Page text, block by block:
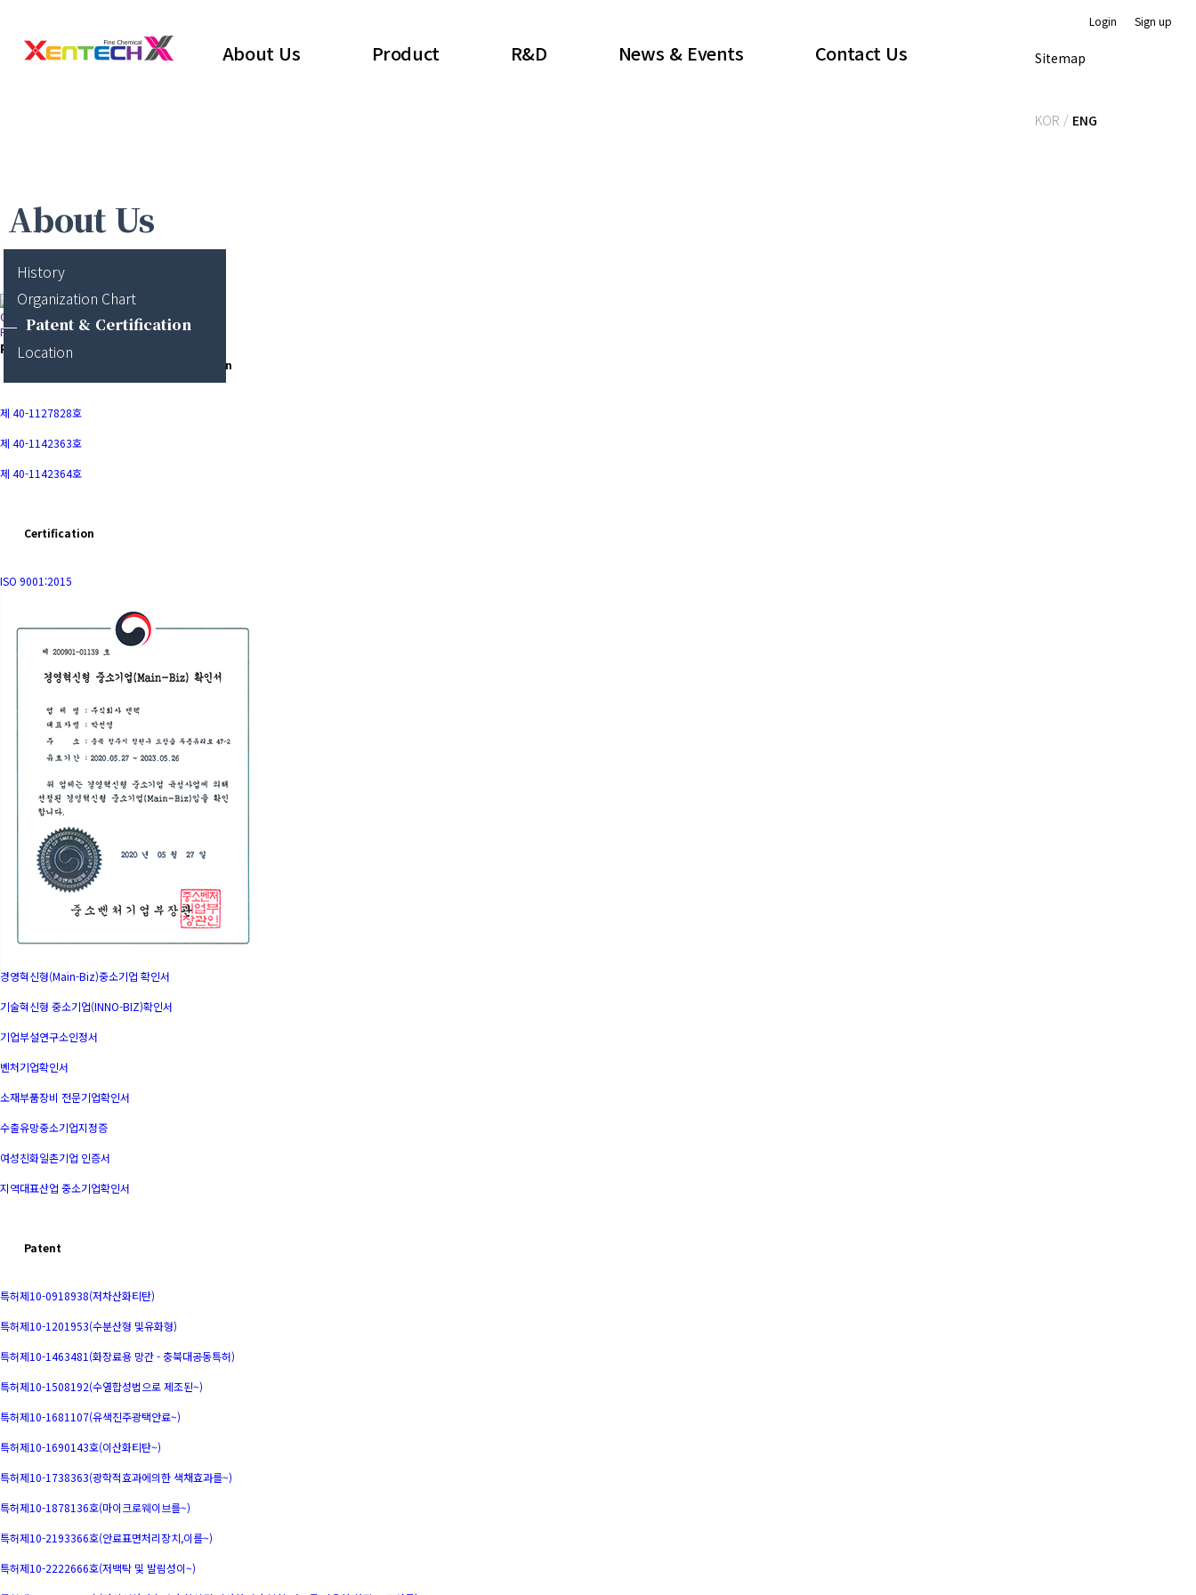
Login Sign up
About Us Product R&D News & Events Contact Us Sitemap
KOR / ENG
About Us
History
Organization Chart
Patent & Certification
Location
Company
Patent & Certification
Patent & Certification
Certificate of Trademark Registration
제 40-1127828호
제 40-1142363호
제 40-1142364호
Certification
ISO 9001:2015
경영혁신형(Main-Biz)중소기업 확인서
기술혁신형 중소기업(INNO-BIZ)확인서
기업부설연구소인정서
벤처기업확인서
소재부품장비 전문기업확인서
수출유망중소기업지정증
여성친화일촌기업 인증서
지역대표산업 중소기업확인서
Patent
특허제10-0918938(저차산화티탄)
특허제10-1201953(수분산형 및유화형)
특허제10-1463481(화장료용 망간 - 충북대공동특허)
특허제10-1508192(수열합성법으로 제조된~)
특허제10-1681107(유색진주광택안료~)
특허제10-1690143호(이산화티탄~)
특허제10-1738363(광학적효과에의한 색채효과를~)
특허제10-1878136호(마이크로웨이브를~)
특허제10-2193366호(안료표면처리장치,이를~)
특허제10-2222666호(저백탁 및 발림성이~)